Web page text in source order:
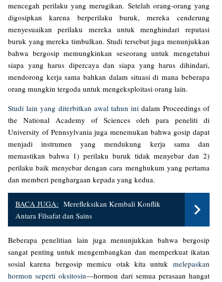
mencegah perilaku yang merugikan. Setelah orang-orang yang
digosipkan karena berperilaku buruk, mereka cenderung
menyesuaikan perilaku mereka untuk menghindari reputasi
buruk yang mereka timbulkan. Studi tersebut juga menunjukkan
bahwa bergosip memungkinkan seseorang untuk mengetahui
siapa yang harus dipercaya dan siapa yang harus dihindari,
mendorong kerja sama bahkan dalam situasi di mana beberapa
orang mungkin tergoda untuk mengeksploitasi orang lain.
Studi lain yang diterbitkan awal tahun ini dalam Proceedings of
the National Academy of Sciences oleh para peneliti di
University of Pennsylvania juga menemukan bahwa gosip dapat
menjadi instrumen yang mendukung kerja sama dan
memastikan bahwa 1) perilaku buruk tidak menyebar dan 2)
perilaku baik menyebar dengan cara menghukum yang pertama
dan memberi penghargaan kepada yang kedua.
BACA JUGA: Merefleksikan Kembali Konflik
Antara Filsafat dan Sains
Beberapa penelitian lain juga menunjukkan bahwa bergosip
sangat penting untuk mengembangkan dan memperkuat ikatan
sosial karena bergosip memicu otak kita untuk melepaskan
hormon seperti oksitosin—hormon dari semua perasaan hangat